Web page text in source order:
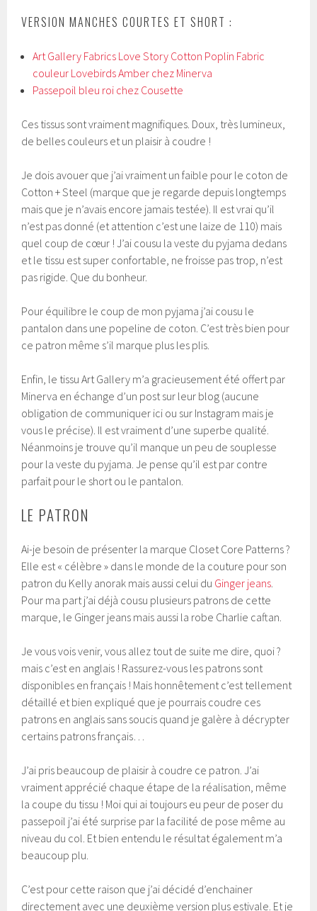
VERSION MANCHES COURTES ET SHORT :
Art Gallery Fabrics Love Story Cotton Poplin Fabric
couleur Lovebirds Amber chez Minerva
Passepoil bleu roi chez Cousette
Ces tissus sont vraiment magnifiques. Doux, très lumineux,
de belles couleurs et un plaisir à coudre !
Je dois avouer que j’ai vraiment un faible pour le coton de
Cotton + Steel (marque que je regarde depuis longtemps
mais que je n’avais encore jamais testée). Il est vrai qu’il
n’est pas donné (et attention c’est une laize de 110) mais
quel coup de cœur ! J’ai cousu la veste du pyjama dedans
et le tissu est super confortable, ne froisse pas trop, n’est
pas rigide. Que du bonheur.
Pour équilibre le coup de mon pyjama j’ai cousu le
pantalon dans une popeline de coton. C’est très bien pour
ce patron même s’il marque plus les plis.
Enfin, le tissu Art Gallery m’a gracieusement été offert par
Minerva en échange d’un post sur leur blog (aucune
obligation de communiquer ici ou sur Instagram mais je
vous le précise). Il est vraiment d’une superbe qualité.
Néanmoins je trouve qu’il manque un peu de souplesse
pour la veste du pyjama. Je pense qu’il est par contre
parfait pour le short ou le pantalon.
LE PATRON
Ai-je besoin de présenter la marque Closet Core Patterns ?
Elle est « célèbre » dans le monde de la couture pour son
patron du Kelly anorak mais aussi celui du Ginger jeans.
Pour ma part j’ai déjà cousu plusieurs patrons de cette
marque, le Ginger jeans mais aussi la robe Charlie caftan.
Je vous vois venir, vous allez tout de suite me dire, quoi ?
mais c’est en anglais ! Rassurez-vous les patrons sont
disponibles en français ! Mais honnêtement c’est tellement
détaillé et bien expliqué que je pourrais coudre ces
patrons en anglais sans soucis quand je galère à décrypter
certains patrons français…
J’ai pris beaucoup de plaisir à coudre ce patron. J’ai
vraiment apprécié chaque étape de la réalisation, même
la coupe du tissu ! Moi qui ai toujours eu peur de poser du
passepoil j’ai été surprise par la facilité de pose même au
niveau du col. Et bien entendu le résultat également m’a
beaucoup plu.
C’est pour cette raison que j’ai décidé d’enchainer
directement avec une deuxième version plus estivale. Et je